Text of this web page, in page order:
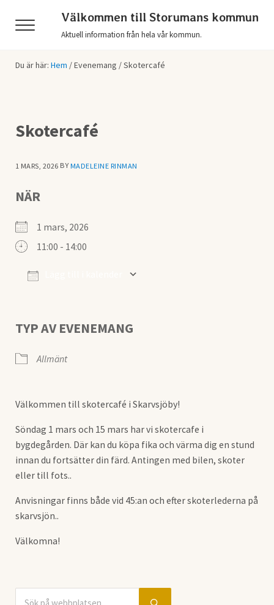
Menu
Välkommen till Storumans kommun
Aktuell information från hela vår kommun.
Du är här: Hem /Evenemang /Skotercafé
Skotercafé
1 MARS, 2026 BYMADELEINE RINMAN
NÄR
1 mars, 2026
11:00 - 14:00
TYP AV EVENEMANG
Allmänt
Välkommen till skotercafé i Skarvsjöby!
Söndag 1 mars och 15 mars har vi skotercafe i
bygdegården. Där kan du köpa fika och värma dig en stund
innan du fortsätter din färd. Antingen med bilen, skoter
eller till fots..
Anvisningar finns både vid 45:an och efter skoterlederna på
skarvsjön..
Välkomna!
Sidebar